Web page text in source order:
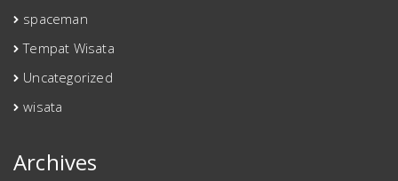
spaceman
Tempat Wisata
Uncategorized
wisata
Archives